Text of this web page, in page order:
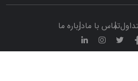
تماس با مادرباره ما